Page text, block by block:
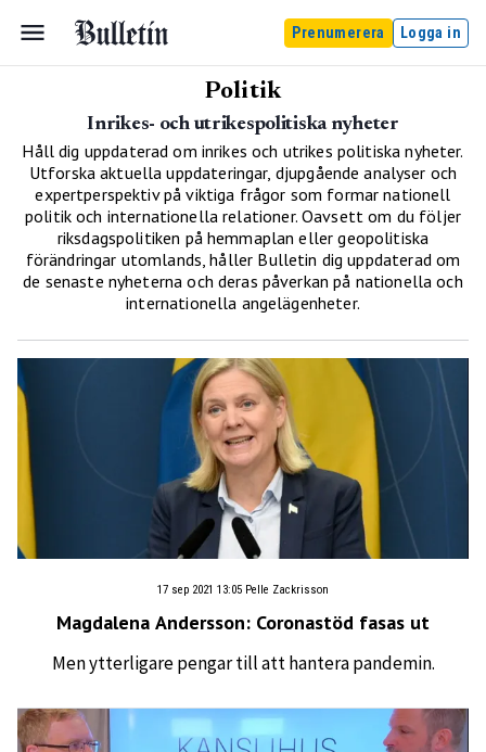
Prenumerera Logga in
Politik
Inrikes- och utrikespolitiska nyheter
Håll dig uppdaterad om inrikes och utrikes politiska nyheter.
Utforska aktuella uppdateringar, djupgående analyser och
expertperspektiv på viktiga frågor som formar nationell
politik och internationella relationer. Oavsett om du följer
riksdagspolitiken på hemmaplan eller geopolitiska
förändringar utomlands, håller Bulletin dig uppdaterad om
de senaste nyheterna och deras påverkan på nationella och
internationella angelägenheter.
17 sep 2021 13:05 Pelle Zackrisson
Magdalena Andersson: Coronastöd fasas ut
Men ytterligare pengar till att hantera pandemin.